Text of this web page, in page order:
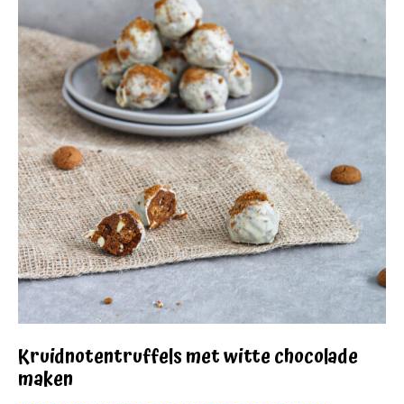
Kruidnotentruffels met witte chocolade
maken